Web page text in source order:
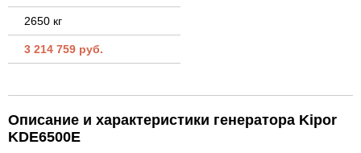
2650 кг
3 214 759 руб.
Описание и характеристики генератора Kipor
KDE6500E